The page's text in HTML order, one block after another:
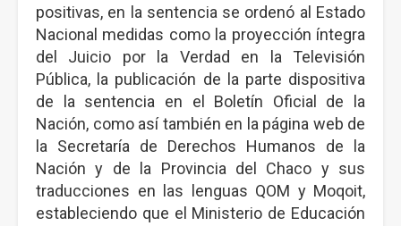
positivas, en la sentencia se ordenó al Estado
Nacional medidas como la proyección íntegra
del Juicio por la Verdad en la Televisión
Pública, la publicación de la parte dispositiva
de la sentencia en el Boletín Oficial de la
Nación, como así también en la página web de
la Secretaría de Derechos Humanos de la
Nación y de la Provincia del Chaco y sus
traducciones en las lenguas QOM y Moqoit,
estableciendo que el Ministerio de Educación